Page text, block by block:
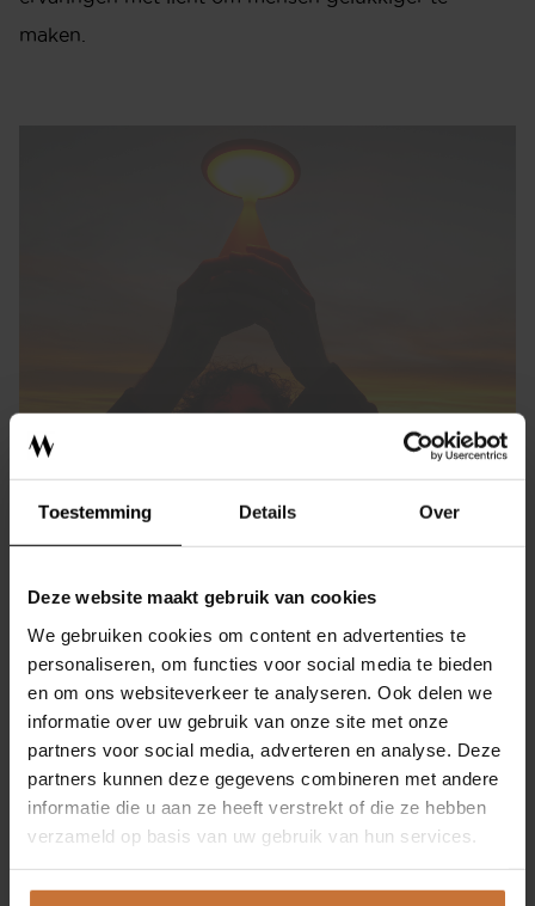
Toestemming Details Over
Deze website maakt gebruik van cookies
We gebruiken cookies om content en advertenties te
personaliseren, om functies voor social media te bieden
en om ons websiteverkeer te analyseren. Ook delen we
informatie over uw gebruik van onze site met onze
partners voor social media, adverteren en analyse. Deze
partners kunnen deze gegevens combineren met andere
informatie die u aan ze heeft verstrekt of die ze hebben
verzameld op basis van uw gebruik van hun services.
ONTWERPSTUDIO
BINNENKIJKEN
OVER MEIJS
CONTACT
SHOWROOM
EIGENMEIJS
ONZE MERKEN
SHOP
maken.
Ontspanning met de lichttechnologie van GRAU